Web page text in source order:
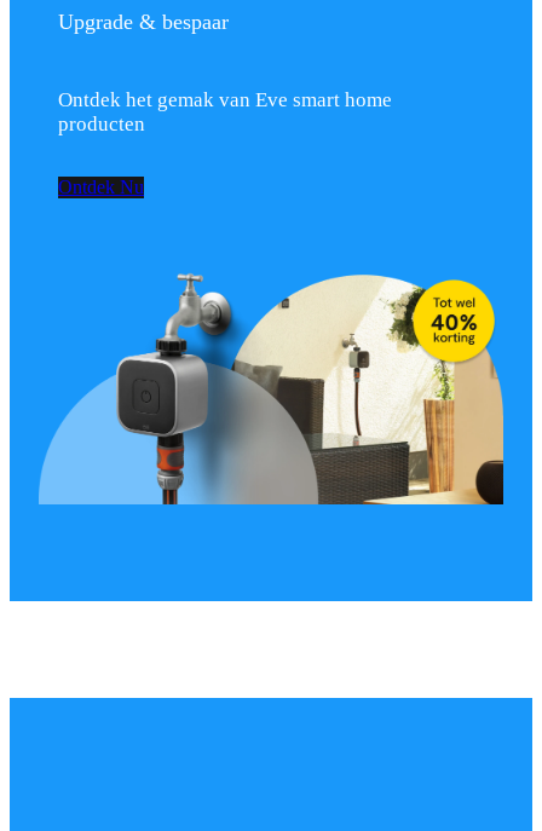
Upgrade & bespaar
Ontdek het gemak van Eve smart home
producten
Ontdek Nu